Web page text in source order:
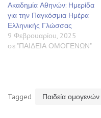
Ακαδημία Αθηνών: Ημερίδα
για την Παγκόσμια Ημέρα
Ελληνικής Γλώσσας
9 Φεβρουαρίου, 2025
σε "ΠΑΙΔΕΙΑ ΟΜΟΓΕΝΩΝ"
Tagged Παιδεία ομογενών